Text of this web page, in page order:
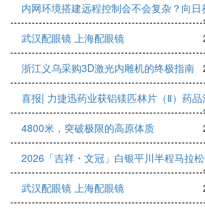
内网环境搭建远程控制会不会复杂？向
武汉配眼镜 上海配眼镜
浙江义乌采购3D激光内雕机的终极指南
喜报| 力捷迅药业获铝镁匹林片（Ⅱ）药品
4800米，突破极限的高原体质
2026「吉祥・文冠」白银平川半程马拉
武汉配眼镜 上海配眼镜